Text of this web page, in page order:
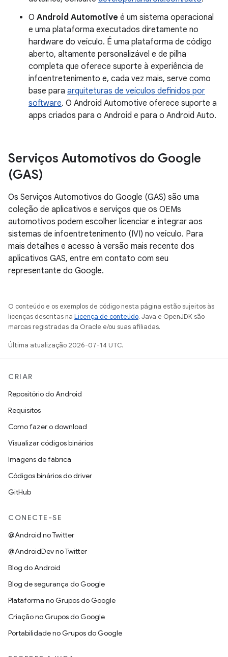
O Android Automotive é um sistema operacional
e uma plataforma executados diretamente no
hardware do veículo. É uma plataforma de código
aberto, altamente personalizável e de pilha
completa que oferece suporte à experiência de
infoentretenimento e, cada vez mais, serve como
base para arquiteturas de veículos definidos por
software. O Android Automotive oferece suporte a
apps criados para o Android e para o Android Auto.
Serviços Automotivos do Google
(GAS)
Os Serviços Automotivos do Google (GAS) são uma
coleção de aplicativos e serviços que os OEMs
automotivos podem escolher licenciar e integrar aos
sistemas de infoentretenimento (IVI) no veículo. Para
mais detalhes e acesso à versão mais recente dos
aplicativos GAS, entre em contato com seu
representante do Google.
O conteúdo e os exemplos de código nesta página estão sujeitos às
licenças descritas na Licença de conteúdo. Java e OpenJDK são
marcas registradas da Oracle e/ou suas afiliadas.
Última atualização 2026-07-14 UTC.
CRIAR
Repositório do Android
Requisitos
Como fazer o download
Visualizar códigos binários
Imagens de fábrica
Códigos binários do driver
GitHub
CONECTE-SE
@Android no Twitter
@AndroidDev no Twitter
Blog do Android
Blog de segurança do Google
Plataforma no Grupos do Google
Criação no Grupos do Google
Portabilidade no Grupos do Google